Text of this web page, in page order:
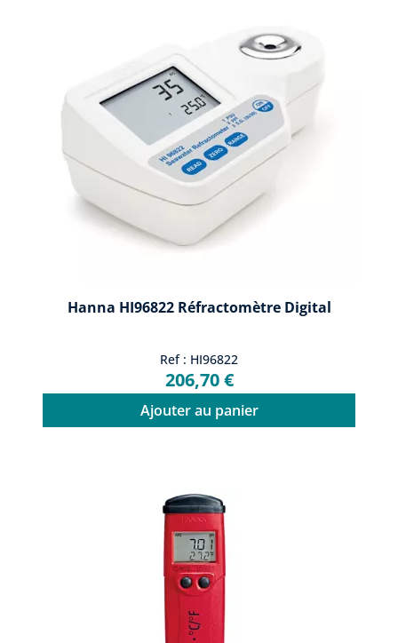
Hanna HI96822 Réfractomètre Digital
Ref : HI96822
206,70 €
Ajouter au panier